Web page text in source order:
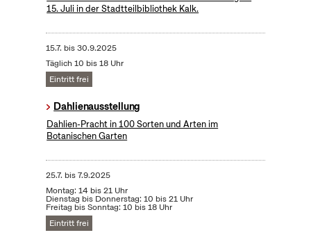
15. Juli in der Stadtteilbibliothek Kalk.
15.7. bis30.9.2025
Täglich 10 bis 18 Uhr
Eintritt frei
Dahlienausstellung
Dahlien-Pracht in 100 Sorten und Arten im
Botanischen Garten
25.7. bis7.9.2025
Montag: 14 bis 21 Uhr
Dienstag bis Donnerstag: 10 bis 21 Uhr
Freitag bis Sonntag: 10 bis 18 Uhr
Eintritt frei